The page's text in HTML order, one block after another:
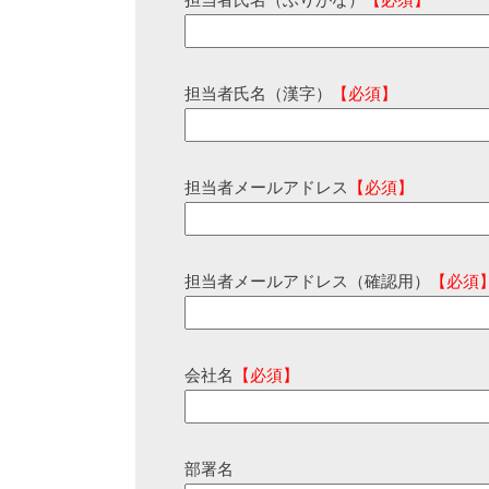
担当者氏名（漢字） 【必須】
担当者メールアドレス 【必須】
担当者メールアドレス（確認用） 【必須
会社名 【必須】
部署名